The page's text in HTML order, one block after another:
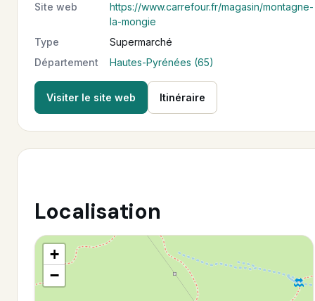
Site web
https://www.carrefour.fr/magasin/montagne-
la-mongie
Type
Supermarché
Département
Hautes-Pyrénées (65)
Visiter le site web Itinéraire
Localisation
+
−